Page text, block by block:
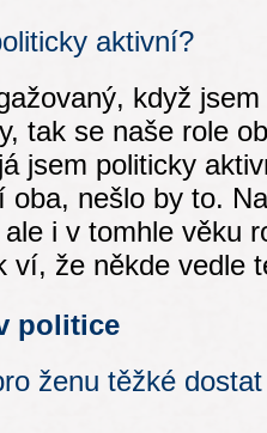
aktivní?
když
tak se naše role
jsem politicky
oba, nešlo by to.
i v tomhle věku
ví, že někde vedle
politice
ženu těžké